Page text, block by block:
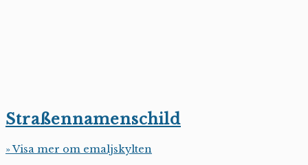
Straßennamenschild
» Visa mer om emaljskylten